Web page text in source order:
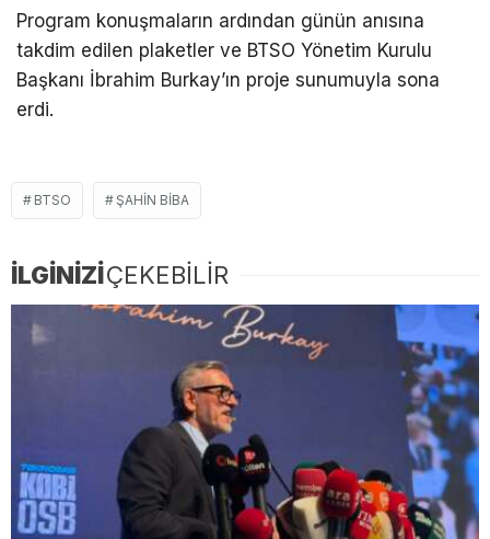
Program konuşmaların ardından günün anısına
takdim edilen plaketler ve BTSO Yönetim Kurulu
Başkanı İbrahim Burkay’ın proje sunumuyla sona
erdi.
BTSO ŞAHIN BIBA
İLGİNİZİÇEKEBİLİR